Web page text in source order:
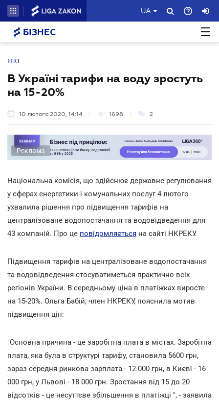
UA
БІЗНЕС
ЖКГ
В Україні тарифи на воду зростуть
на 15-20%
10 лютого 2020, 14:14 1698 2
Реклама
Національна комісія, що здійснює державне регулювання
у сферах енергетики і комунальних послуг 4 лютого
ухвалила рішення про підвищення тарифів на
централізоване водопостачання та водовідведення для
43 компаній. Про це повідомляється на сайті НКРЕКУ.
Підвищення тарифів на централізоване водопостачання
та водовідведення стосуватиметься практично всіх
регіонів України. В середньому ціна в платіжках виросте
на 15-20%. Ольга Бабій, член НКРЕКУ, пояснила мотив
підвищення цін:
"Основна причина - це заробітна плата в містах. Заробітна
плата, яка була в структурі тарифу, становила 5600 грн,
зараз середня ринкова зарплата - 12 000 грн, в Києві - 16
000 грн, у Львові - 18 000 грн. Зростання від 15 до 20
відсотків - це несуттєве збільшення в платіжці ", - заявила